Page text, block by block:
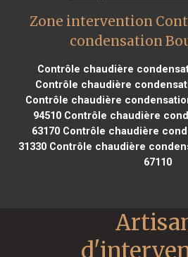
Zone intervention
condensation
Contrôle chaudière
Contrôle chaudière
Contrôle chaudière
94510Contrôle chaudière
63170Contrôle chaudière
31330 Contrôle chaudière
67110